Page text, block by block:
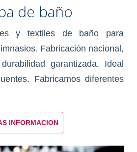
de baño
y textiles de baño para
Fabricación nacional,
garantizada. Ideal
Fabricamos diferentes
INFORMACION